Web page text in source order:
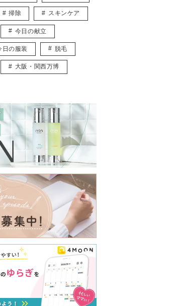
掃除 スキンケア
今日の献立
日の服装 脱毛
大阪・関西万博